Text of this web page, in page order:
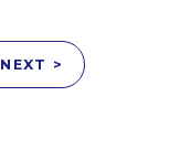
NEXT >